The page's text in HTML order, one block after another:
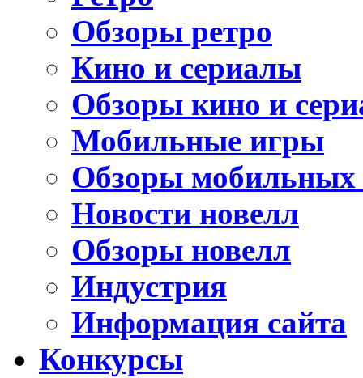
Обзоры ретро
Кино и сериалы
Обзоры кино и
Мобильные игры
Обзоры мобильных
Новости новелл
Обзоры новелл
Индустрия
Информация сайта
Конкурсы